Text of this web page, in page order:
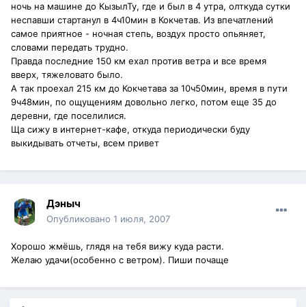
ночь на машине до КызылТу, где и был в 4 утра, олткуда сутки
неспавши стартанул в 4ч10мин в Кокчетав. Из впечатлений
самое приятное - ночная степь, воздух просто опьяняет,
словами передать трудно.
Правда последние 150 км ехал против ветра и все время
вверх, тяжеловато было.
А так проехал 215 км до Кокчетава за 10ч50мин, время в пути
9ч48мин, по ощущениям довольно легко, потом еще 35 до
деревни, где поселилися.
Ща сижу в интернет-кафе, откуда периодически буду
выкидывать отчеты, всем привет
Дэныч
Опубликовано 1 июля, 2007
Хорошо жмёшь, глядя на тебя вижу куда расти.
Желаю удачи(особенно с ветром). Пиши почаще